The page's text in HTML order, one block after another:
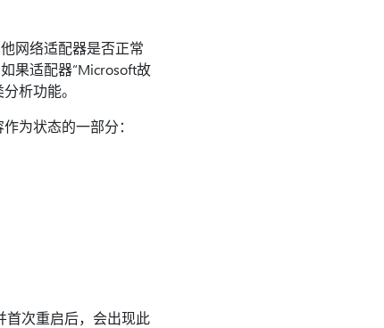
网络适配器是否正常
果适配器“Microsoft故
析功能。
为状态的一部分：
首次重启后，会出现此